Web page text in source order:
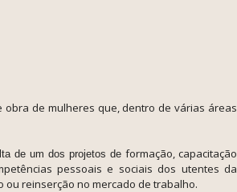
obra de mulheres que, dentro de várias áreas
de um dos projetos de formação, capacitação
pessoais e sociais dos utentes da
reinserção no mercado de trabalho.